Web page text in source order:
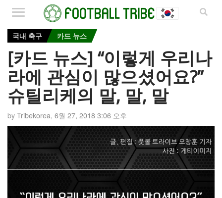
국내 축구 카드 뉴스
[카드 뉴스] “이렇게 우리나
라에 관심이 많으셨어요?”
슈틸리케의 말, 말, 말
byTribekorea, 6월 27, 2018 3:06 오후